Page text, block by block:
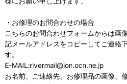
・お修理のお問合わせの場合
こちらのお問合わせフォームからは画
記メールアドレスをコピーしてご連絡
す。
E-MAIL:rivermail@ion.ocn.ne.jp
お名前、ご連絡先、お修理品の画像、